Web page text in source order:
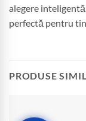
alegere
perfectă pentru
PRODUSE